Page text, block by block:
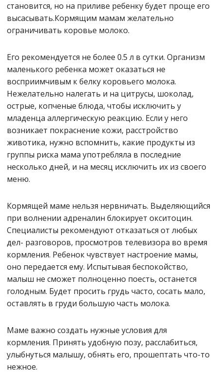
становится, но на приливе ребенку будет проще его
высасывать.Кормящим мамам желательно
ограничивать коровье молоко.
Его рекомендуется не более 0.5 л в сутки. Организм
маленького ребенка может оказаться не
восприимчивым к белку коровьего молока.
Нежелательно налегать и на цитрусы, шоколад,
острые, копченые блюда, чтобы исключить у
младенца аллергическую реакцию. Если у него
возникает покраснение кожи, расстройство
животика, нужно вспомнить, какие продукты из
группы риска мама употребляла в последние
несколько дней, и на месяц исключить их из своего
меню.
Кормящей маме нельзя нервничать. Выделяющийся
при волнении адреналин блокирует окситоцин.
Специалисты рекомендуют отказаться от любых
дел- разговоров, просмотров телевизора во время
кормления. Ребенок чувствует настроение мамы,
оно передается ему. Испытывая беспокойство,
малыш не сможет полноценно поесть, останется
голодным. Будет просить грудь часто, сосать мало,
оставлять в груди большую часть молока.
Маме важно создать нужные условия для
кормления. Принять удобную позу, расслабиться,
улыбнуться малышу, обнять его, прошептать что-то
нежное.